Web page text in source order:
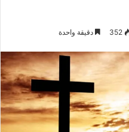
352 دقيقة واحدة